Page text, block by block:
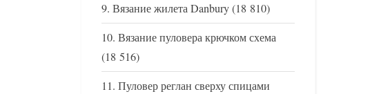
Вязание жилета Danbury(18 810)
Вязание пуловера крючком схема
(18 516)
Пуловер реглан сверху спицами